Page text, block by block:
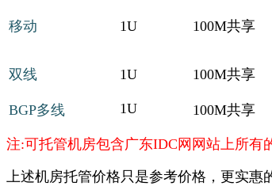
移动 1U 100M共享
双线 1U 100M共享
BGP多线 1U 100M共享
注:可托管机房包含广东IDC网网站上所有
上述机房托管价格只是参考价格，更实惠